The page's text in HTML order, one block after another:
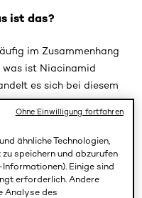
ist das?
im Zusammenhang
ist Niacinamid
es sich bei diesem
Vitamin B3 bekannt.
der Gruppe der B-
Haut entscheidende
ob Siereife Haut
und der
Jede Haut
ähnliche Technologien,
speichern und abzurufen
Einige sind
erforderlich. Andere
Analyse des
Ohne Einwilligung fortfahren